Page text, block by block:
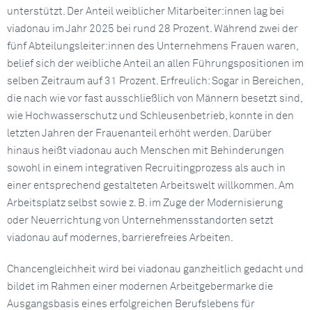
unterstützt. Der Anteil weiblicher Mitarbeiter:innen lag bei
viadonau im Jahr 2025 bei rund 28 Prozent. Während zwei der
fünf Abteilungsleiter:innen des Unternehmens Frauen waren,
belief sich der weibliche Anteil an allen Führungspositionen im
selben Zeitraum auf 31 Prozent. Erfreulich: Sogar in Bereichen,
die nach wie vor fast ausschließlich von Männern besetzt sind,
wie Hochwasserschutz und Schleusenbetrieb, konnte in den
letzten Jahren der Frauenanteil erhöht werden. Darüber
hinaus heißt viadonau auch Menschen mit Behinderungen
sowohl in einem integrativen Recruitingprozess als auch in
einer entsprechend gestalteten Arbeitswelt willkommen. Am
Arbeitsplatz selbst sowie z. B. im Zuge der Modernisierung
oder Neuerrichtung von Unternehmensstandorten setzt
viadonau auf modernes, barrierefreies Arbeiten.
Chancengleichheit wird bei viadonau ganzheitlich gedacht und
bildet im Rahmen einer modernen Arbeitgebermarke die
Ausgangsbasis eines erfolgreichen Berufslebens für